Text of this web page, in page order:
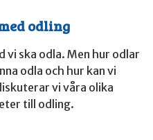
odling
vi ska odla. Men hur odlar
odla och hur kan vi
vi våra olika
till odling.